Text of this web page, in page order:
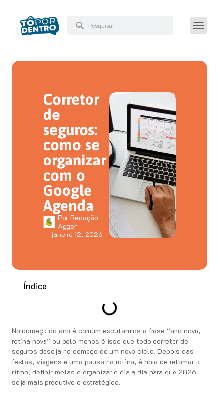
Corretor
de
seguros:
como se
organizar
com o
Google
Agenda
Por Redação
Agger
janeiro 12, 2026
Índice
No começo do ano é comum escutarmos a frase “ano novo,
rotina nova” ou pelo menos é isso que todo corretor de
seguros deseja no começo de um novo ciclo. Depois das
festas, viagens e uma pausa na rotina, é hora de retomar o
ritmo, definir metas e organizar o dia a dia para que 2026
seja mais produtivo e estratégico.